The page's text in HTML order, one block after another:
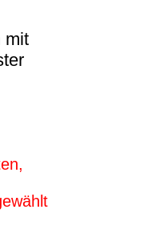
mit